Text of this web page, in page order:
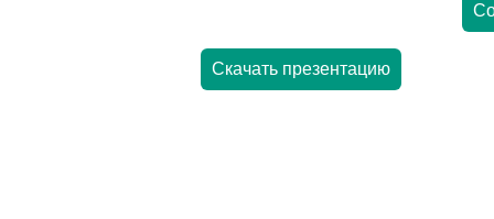
Скачать презентацию